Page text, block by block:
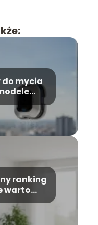
mycia
ranking
warto